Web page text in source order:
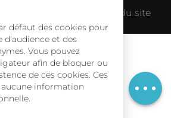
Description
Plan du site
Carte interactive
défaut des cookies pour
d'audience et des
Vous pouvez
afin de bloquer ou
de ces cookies. Ces
information